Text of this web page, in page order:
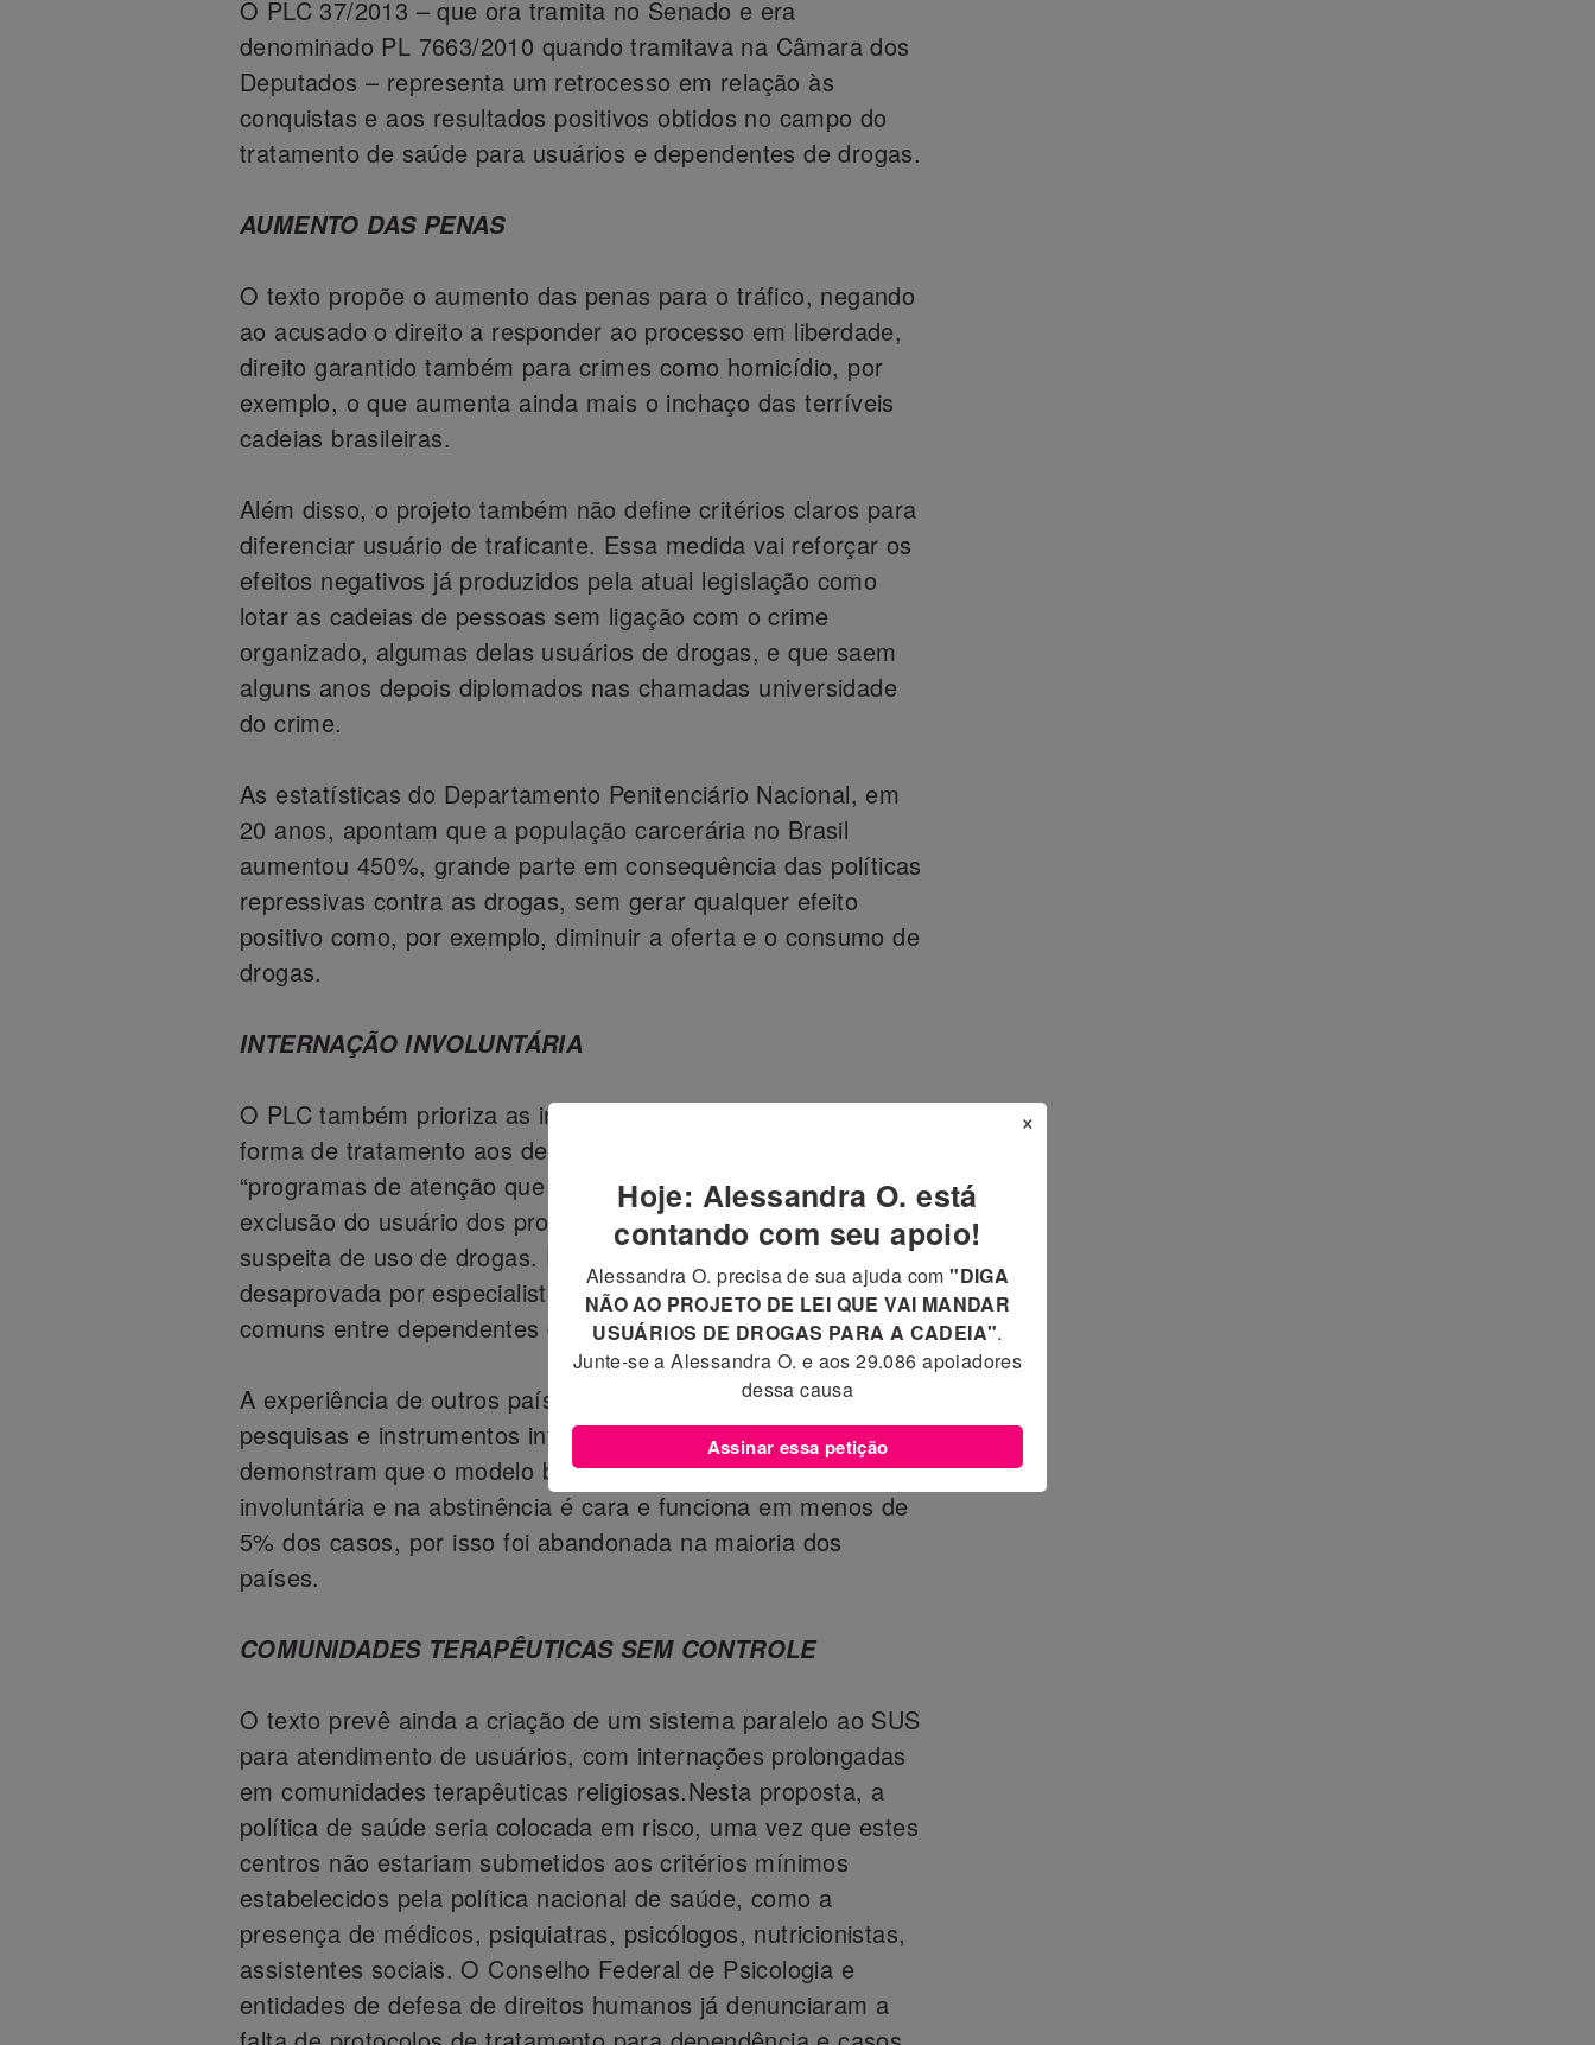
O PLC 37/2013 – que ora tramita no Senado e era
denominado PL 7663/2010 quando tramitava na Câmara dos
Deputados – representa um retrocesso em relação às
conquistas e aos resultados positivos obtidos no campo do
tratamento de saúde para usuários e dependentes de drogas.
AUMENTO DAS PENAS
O texto propõe o aumento das penas para o tráfico, negando
ao acusado o direito a responder ao processo em liberdade,
direito garantido também para crimes como homicídio, por
exemplo, o que aumenta ainda mais o inchaço das terríveis
cadeias brasileiras.
Além disso, o projeto também não define critérios claros para
diferenciar usuário de traficante. Essa medida vai reforçar os
efeitos negativos já produzidos pela atual legislação como
lotar as cadeias de pessoas sem ligação com o crime
organizado, algumas delas usuários de drogas, e que saem
alguns anos depois diplomados nas chamadas universidade
do crime.
As estatísticas do Departamento Penitenciário Nacional, em
20 anos, apontam que a população carcerária no Brasil
aumentou 450%, grande parte em consequência das políticas
repressivas contra as drogas, sem gerar qualquer efeito
positivo como, por exemplo, diminuir a oferta e o consumo de
drogas.
INTERNAÇÃO INVOLUNTÁRIA
O PLC também prioriza as internações involuntárias como
forma de tratamento aos dependentes de drogas e preconiza
“programas de atenção que visam à abstinência”. Prevê a
exclusão do usuário dos programas de reinserção caso haja
suspeita de uso de drogas. Esta prática é totalmente
desaprovada por especialistas pois as recaídas são muito
comuns entre dependentes de drogas.
A experiência de outros países, de profissionais da área, as
pesquisas e instrumentos internacionais de direitos humanos
demonstram que o modelo baseado em internações
involuntária e na abstinência é cara e funciona em menos de
5% dos casos, por isso foi abandonada na maioria dos
países.
COMUNIDADES TERAPÊUTICAS SEM CONTROLE
O texto prevê ainda a criação de um sistema paralelo ao SUS
para atendimento de usuários, com internações prolongadas
em comunidades terapêuticas religiosas.Nesta proposta, a
política de saúde seria colocada em risco, uma vez que estes
centros não estariam submetidos aos critérios mínimos
estabelecidos pela política nacional de saúde, como a
presença de médicos, psiquiatras, psicólogos, nutricionistas,
assistentes sociais. O Conselho Federal de Psicologia e
entidades de defesa de direitos humanos já denunciaram a
×
Hoje: Alessandra O. está
contando com seu apoio!
Alessandra O. precisa de sua ajuda com"DIGA
NÃO AO PROJETO DE LEI QUE VAI MANDAR
USUÁRIOS DE DROGAS PARA A CADEIA".
Junte-se a Alessandra O. e aos29.086 apoiadores
dessa causa
Assinar essa petição